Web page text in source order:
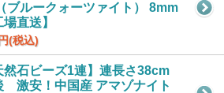
ブルークォーツァイト） 8mm
場直送】
(税込)
然石ビーズ1連】連長さ38cm
激安！中国産 アマゾナイト